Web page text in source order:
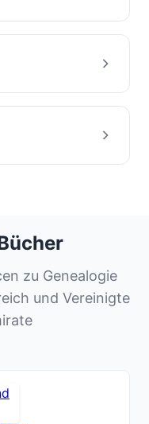
zu Genealogie
und Vereinigte